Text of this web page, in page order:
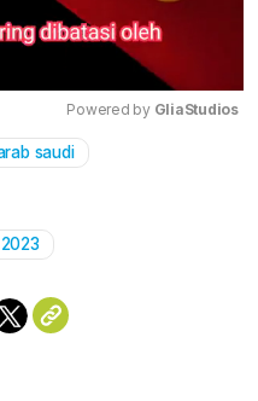
Powered by GliaStudios
saudi